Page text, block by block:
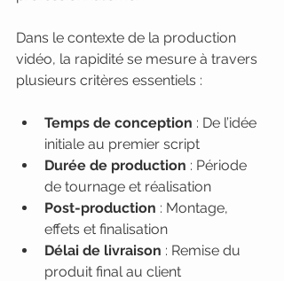
Dans le contexte de la production
vidéo, la rapidité se mesure à travers
plusieurs critères essentiels :
Temps de conception : De l’idée
initiale au premier script
Durée de production : Période
de tournage et réalisation
Post-production : Montage,
effets et finalisation
Délai de livraison : Remise du
produit final au client